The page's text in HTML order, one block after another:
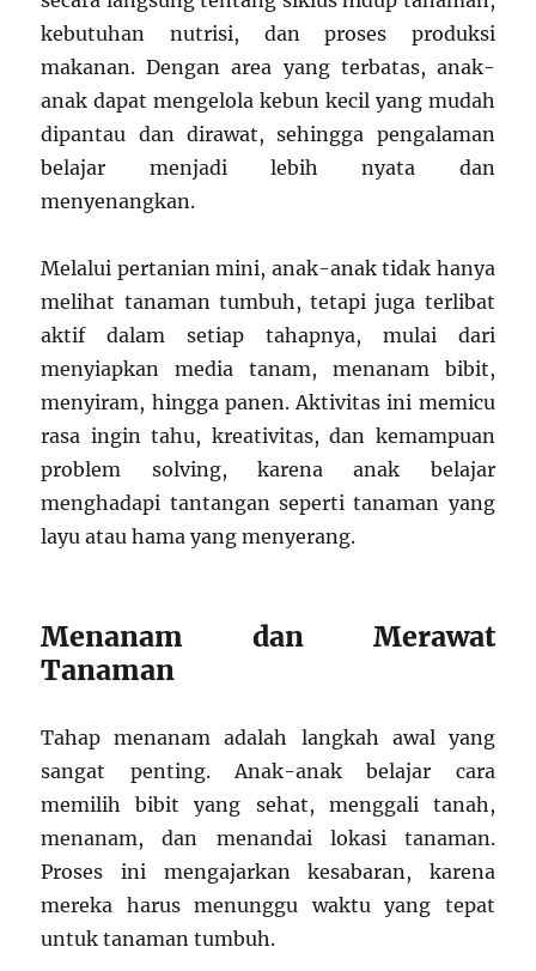
kebutuhan nutrisi, dan proses produksi
makanan. Dengan area yang terbatas, anak-
anak dapat mengelola kebun kecil yang mudah
dipantau dan dirawat, sehingga pengalaman
belajar menjadi lebih nyata dan
menyenangkan.
Melalui pertanian mini, anak-anak tidak hanya
melihat tanaman tumbuh, tetapi juga terlibat
aktif dalam setiap tahapnya, mulai dari
menyiapkan media tanam, menanam bibit,
menyiram, hingga panen. Aktivitas ini memicu
rasa ingin tahu, kreativitas, dan kemampuan
problem solving, karena anak belajar
menghadapi tantangan seperti tanaman yang
layu atau hama yang menyerang.
Menanam dan Merawat
Tanaman
Tahap menanam adalah langkah awal yang
sangat penting. Anak-anak belajar cara
memilih bibit yang sehat, menggali tanah,
menanam, dan menandai lokasi tanaman.
Proses ini mengajarkan kesabaran, karena
mereka harus menunggu waktu yang tepat
untuk tanaman tumbuh.